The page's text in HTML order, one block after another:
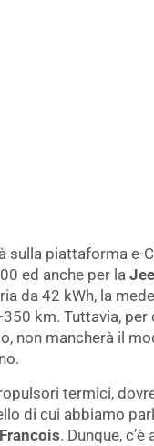
sulla piattaforma e-
ed anche per la
da 42 kWh, la
km. Tuttavia,
non mancherà il
termici,
di cui abbiamo
. Dunque,